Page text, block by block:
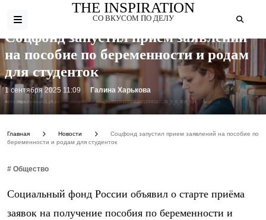
THE INSPIRATION
СО ВКУСОМ ПО ДЕЛУ
Фото: https://ynet-pic1.yit.co.il/picserver6/crop_images/2017/11/28/8183129/8183129_0_0_500_334_0_large.jpg
Соцфонд запустил прием заявлений
на пособие по беременности и родам
для студенток
1 сентября 2025 11:09 Галина Харькова
Главная Новости
Соцфонд запустил прием заявлений на пособие по
беременности и родам для студенток
# Общество
Социальный фонд России объявил о старте приёма
заявок на получение пособия по беременности и